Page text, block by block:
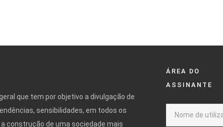
que tem por objetivo a divulgação de
sensibilidades, em todos os
construção de uma sociedade mais
ÁREA DO
ASSINANTE